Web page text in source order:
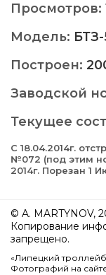
Просмотров:
Модель:
Построен:
Заводской
Текущее
С 18.04.2014г.
№072 (под этим
2014г. Порезан 1
© A. MARTYNOV,
Копирование
запрещено.
«Липецкий
Фотографий на